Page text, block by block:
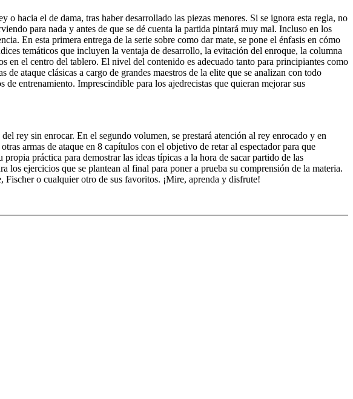
hacia el de dama, tras haber desarrollado las piezas menores. Si se ignora esta regla, no
para nada y antes de que se dé cuenta la partida pintará muy mal. Incluso en los
En esta primera entrega de la serie sobre como dar mate, se pone el énfasis en cómo
temáticos que incluyen la ventaja de desarrollo, la evitación del enroque, la columna
en el centro del tablero. El nivel del contenido es adecuado tanto para principiantes como
ataque clásicas a cargo de grandes maestros de la elite que se analizan con todo
entrenamiento. Imprescindible para los ajedrecistas que quieran mejorar sus
rey sin enrocar. En el segundo volumen, se prestará atención al rey enrocado y en
armas de ataque en 8 capítulos con el objetivo de retar al espectador para que
práctica para demostrar las ideas típicas a la hora de sacar partido de las
los ejercicios que se plantean al final para poner a prueba su comprensión de la materia.
o cualquier otro de sus favoritos. ¡Mire, aprenda y disfrute!